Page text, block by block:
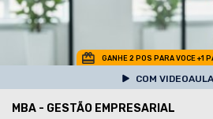
GANHE 2 POS PARA VOCE +1
COM
MBA - GESTÃO EMPRESARIAL